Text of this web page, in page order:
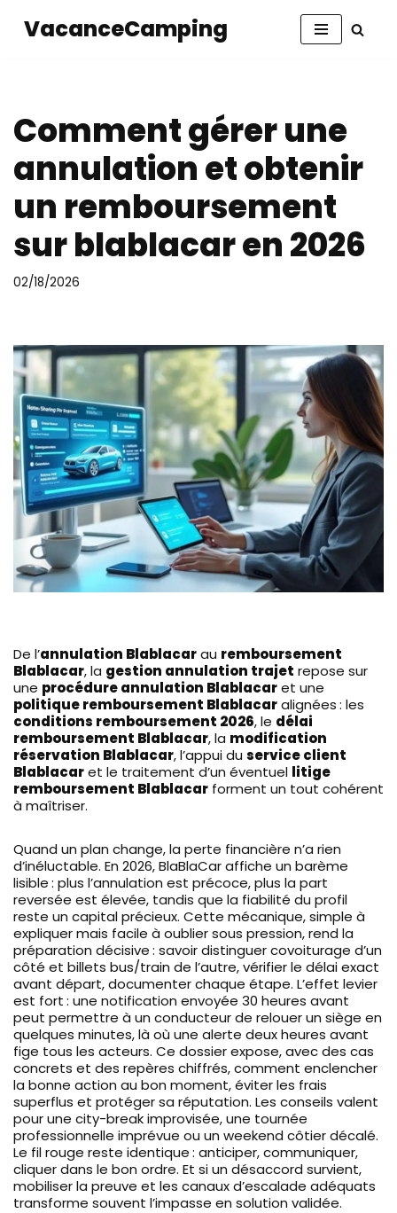
VacanceCamping
Comment gérer une
annulation et obtenir
un remboursement
sur blablacar en 2026
02/18/2026
De l’annulation Blablacarau remboursement
Blablacar, la gestion annulation trajet repose sur
une procédure annulation Blablacaret une
politique remboursement Blablacaralignées : les
conditions remboursement 2026, le délai
remboursement Blablacar, la modification
réservation Blablacar, l’appui du service client
Blablacaret le traitement d’un éventuel litige
remboursement Blablacar forment un tout cohérent
à maîtriser.
Quand un plan change, la perte financière n’a rien
d’inéluctable. En 2026, BlaBlaCar affiche un barème
lisible : plus l’annulation est précoce, plus la part
reversée est élevée, tandis que la fiabilité du profil
reste un capital précieux. Cette mécanique, simple à
expliquer mais facile à oublier sous pression, rend la
préparation décisive : savoir distinguer covoiturage d’un
côté et billets bus/train de l’autre, vérifier le délai exact
avant départ, documenter chaque étape. L’effet levier
est fort : une notification envoyée 30 heures avant
peut permettre à un conducteur de relouer un siège en
quelques minutes, là où une alerte deux heures avant
fige tous les acteurs. Ce dossier expose, avec des cas
concrets et des repères chiffrés, comment enclencher
la bonne action au bon moment, éviter les frais
superflus et protéger sa réputation. Les conseils valent
pour une city-break improvisée, une tournée
professionnelle imprévue ou un weekend côtier décalé.
Le fil rouge reste identique : anticiper, communiquer,
cliquer dans le bon ordre. Et si un désaccord survient,
mobiliser la preuve et les canaux d’escalade adéquats
transforme souvent l’impasse en solution validée.